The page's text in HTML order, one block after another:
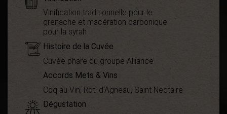
Vinification traditionnelle pour le
grenache et macération carbonique
pour la syrah
Histoire de la Cuvée
Cuvée phare du groupe Alliance
Accords Mets & Vins
Coq au Vin, Rôti d'Agneau, Saint Nectaire
Dégustation